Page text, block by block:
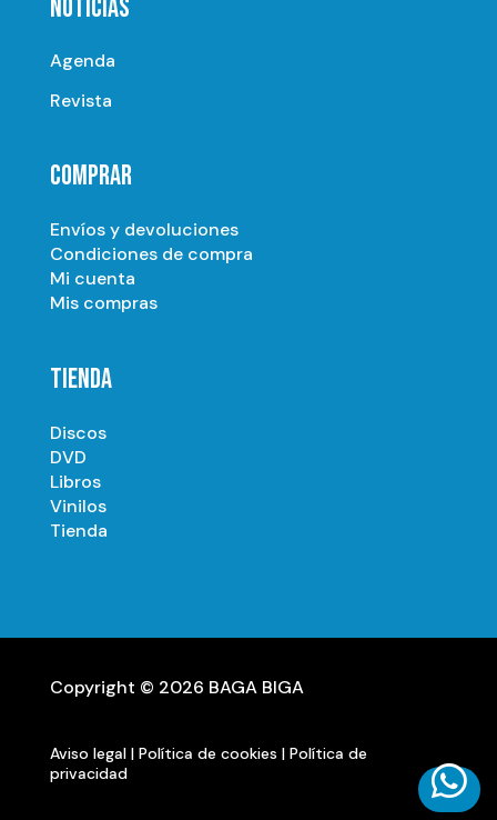
NOTICIAS
Agenda
Revista
COMPRAR
Envíos y devoluciones
Condiciones de compra
Mi cuenta
Mis compras
TIENDA
Discos
DVD
Libros
Vinilos
Tienda
Copyright © 2026 BAGA BIGA
Aviso legal| Política de cookies | Política de
privacidad
